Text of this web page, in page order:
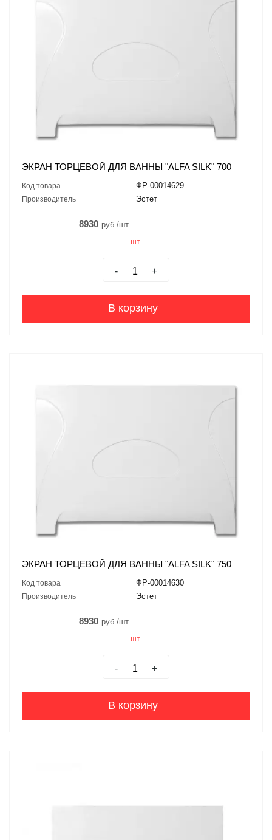
ЭКРАН ТОРЦЕВОЙ ДЛЯ ВАННЫ "ALFA SILK" 700
Код товара ФР-00014629
Производитель Эстет
8930 руб./шт.
шт.
- +
В корзину
ЭКРАН ТОРЦЕВОЙ ДЛЯ ВАННЫ "ALFA SILK" 750
Код товара ФР-00014630
Производитель Эстет
8930 руб./шт.
шт.
- +
В корзину